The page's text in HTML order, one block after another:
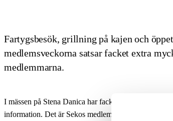
Fartygsbesök, grillning på kajen och
medlemsveckorna satsar facket extra
medlemmarna.
I mässen på Stena Danica har facket lagt fram
information. Det är Sekos medlemsvecka, och för